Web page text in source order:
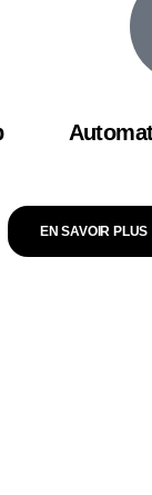
EN SAVOIR PLUS